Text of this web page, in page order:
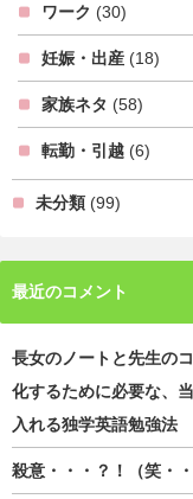
ワーク (30)
妊娠・出産 (18)
家族ネタ (58)
転勤・引越 (6)
未分類 (99)
最近のコメント
長女のノートと先生の
化するために必要な、
入れる独学英語勉強法
殺意・・・？！（笑・